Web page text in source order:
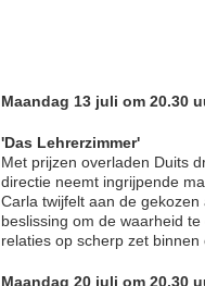
Maandag 13 juli om 20.30
'Das Lehrerzimmer'
Met prijzen overladen Duits
directie neemt ingrijpende
Carla twijfelt aan de
beslissing om de waarheid
relaties op scherp zet binnen
Maandag 20 juli om 20.30